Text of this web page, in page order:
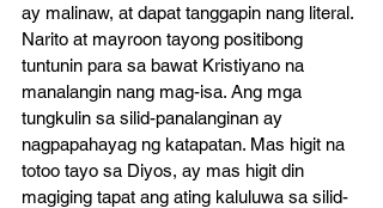
ay malinaw, at dapat tanggapin nang literal.
Narito at mayroon tayong positibong
tuntunin para sa bawat Kristiyano na
manalangin nang mag-isa. Ang mga
tungkulin sa silid-panalanginan ay
nagpapahayag ng katapatan. Mas higit na
totoo tayo sa Diyos, ay mas higit din
magiging tapat ang ating kaluluwa sa silid-